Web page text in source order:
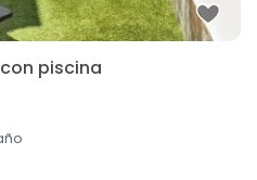
piscina